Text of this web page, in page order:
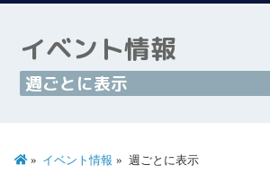
イベント情報
週ごとに表示
イベント情報 週ごとに表示